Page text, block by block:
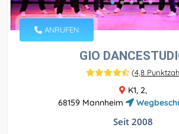
ANRUFEN
GIO
(4,8
K1, 2,
68159 Mannheim
Seit 2008